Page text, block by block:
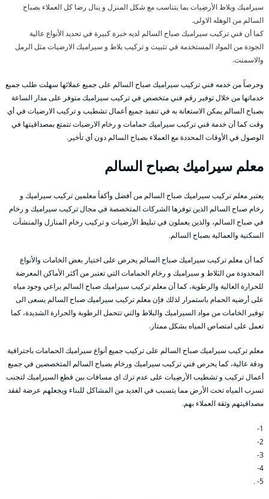
سيراميك وبلاط الأرضِيات بما يتناسب مع شكل المنزل و ينال رضا كل العملاء بصباح
السالم من الوهله الاولى.
كما أن فني تركيب سيراميك صباح السالم لديه خبرة كبيرة في تحديد الأنواع عالية
الجودة من المواد المستخدمة في تثبيت و تركيب بلاط و سيراميك الارضيات مثل الرمل
والاسمنت.
وحرصاً من خدمه فني تركيب سيراميك صباح السالم على جميع عملائها سهلت طلب جميع
خدماتها من خلال توفير رقم فني متخصص في تركيب سيراميك متوفر على مدار الساعة
بصباح السالم يمكن الاستعانة به في تنفيذ جميع أعمال تشطيب و تركيب الارضيات في أي
وقت كما أن خدمة فني تركيب سيراميك حمامات و رخام الارضيات تتمتع بمصداقيتها في
الوصول في الأوقات المحددة مع العملاء بصباح السالم دون أي تأخير.
معلم سيراميك بصباح السالم
يعتبر معلم تركيب سيراميك صباح السالم من أفضل وأكفأ معلمين تركيب سيراميك و
رخام صباح السالم الذين توفرها الشركات المتخصصة في مجال تركيب سيراميك و رخام
في صباح السالم، والذين يعملون في تبليط الأرضيات و تركيب رخام المنازل والمنشآت
السكنية والعمالية بصباح السالم.
كما أن معلم تركيب سيراميك صباح السالم يحرص على اختيار بعض الخامات والأنواع
المحدودة من البَلاط و سيراميك و رخام الحمامات التي تعتبر من أكثر الأماكن المعرضة
للحرارة العالية والرطوبة، كما أن معلم تركيب سيراميك صباح السالم يراعي وجود مياه
على أرضيه الحمام باستمرار لذلك فإن معلم تركيب سيراميك صباح السالم يسعى الى
توفير الخامات من مواد السيراميك والبلاط والتي تتحمل الرطوبة والحرارة الشديدة، كما
تعمل على امتصاص المياه بشكل ممتاز.
معلم تركيب سيراميك صباح السالم على تركيب جميع أنواع سيراميك الحمامات باحترافية
ودقة عالية، كما يحرص فني تركيب سيراميك ورخام بصباح السالم المتخصصين في جميع
أعمال تركيب و تشطيب الأرضِيات على عدم ترك اى مسافات بين قطع السيراميك لتجنب
تسرب المياه تحت الأرض مما يتسبب في العديد من المشاكل للبناء ويجعلهم عرضة لفقد
مصداقيتهم وثقة العملاء بهم.
1-
2-
3-
4-
5- .